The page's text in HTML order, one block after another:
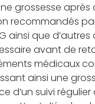
grossesse
recommandés
ainsi que
avant de
médicaux
ainsi une
d’un suivi